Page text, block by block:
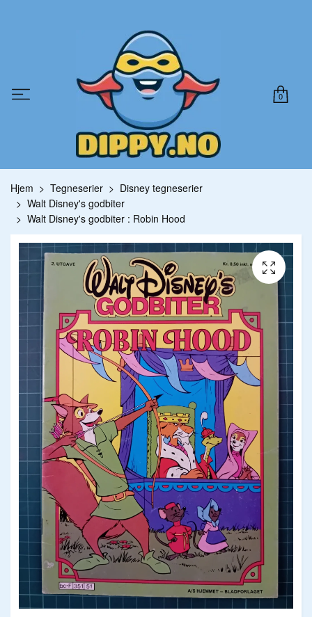
0
Hjem Tegneserier
Disney tegneserier
Walt Disney's godbiter
Walt Disney's godbiter : Robin Hood